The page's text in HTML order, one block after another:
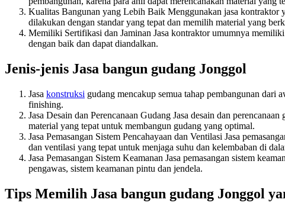
Kualitas Bangunan yang Lebih Baik Menggunakan jasa kontraktor
dilakukan dengan standar yang tepat dan memilih material yang
Memiliki Sertifikasi dan Jaminan Jasa kontraktor umumnya
dengan baik dan dapat diandalkan.
Jenis-jenis Jasa bangun gudang Jonggol
Jasa konstruksi gudang mencakup semua tahap pembangunan dari
finishing.
Jasa Desain dan Perencanaan Gudang Jasa desain dan
material yang tepat untuk membangun gudang yang optimal.
Jasa Pemasangan Sistem Pencahayaan dan Ventilasi Jasa
dan ventilasi yang tepat untuk menjaga suhu dan kelembaban di
Jasa Pemasangan Sistem Keamanan Jasa pemasangan sistem
pengawas, sistem keamanan pintu dan jendela.
Tips Memilih Jasa bangun gudang Jonggol